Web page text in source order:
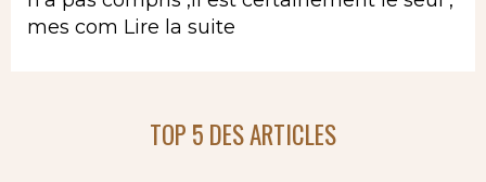
mes com Lire la suite
TOP 5 DES ARTICLES